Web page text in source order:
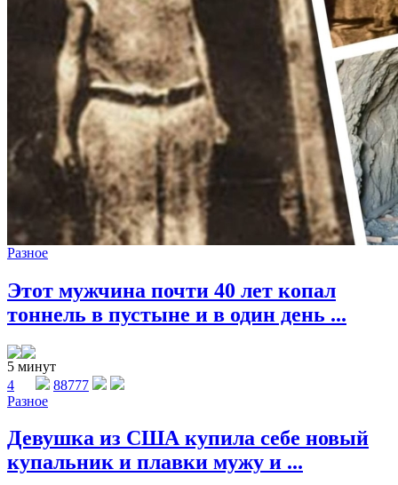
Разное
Этот мужчина почти 40 лет копал
тоннель в пустыне и в один день ...
5 минут
4
88777
Разное
Девушка из США купила себе новый
купальник и плавки мужу и ...